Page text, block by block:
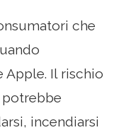
che
Apple. Il rischio
incendiarsi